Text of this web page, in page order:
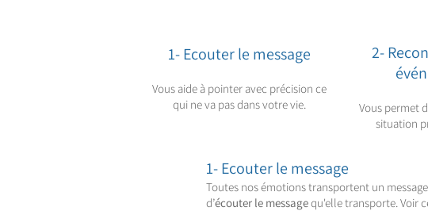
1- Ecouter le message
Vous aide à pointer avec précision ce
qui ne va pas dans votre vie.
2-
Vous permet
situation
1- Ecouter le message
Toutes nos émotions transportent un
d’écouter le messagequ'elle transporte. Voir